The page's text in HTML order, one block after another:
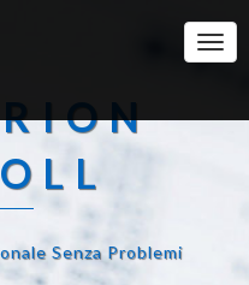
Senza Problemi